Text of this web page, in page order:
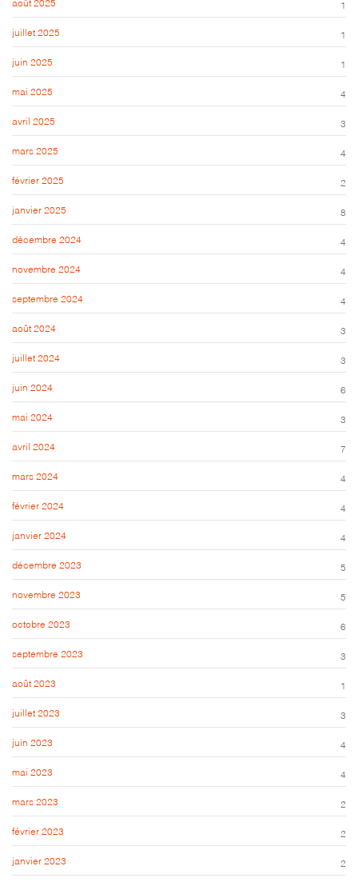
août 2025 1
juillet 2025 1
juin 2025 1
mai 2025 4
avril 2025 3
mars 2025 4
février 2025 2
janvier 2025 8
décembre 2024 4
novembre 2024 4
septembre 2024 4
août 2024 3
juillet 2024 3
juin 2024 6
mai 2024 3
avril 2024 7
mars 2024 4
février 2024 4
janvier 2024 4
décembre 2023 5
novembre 2023 5
octobre 2023 6
septembre 2023 3
août 2023 1
juillet 2023 3
juin 2023 4
mai 2023 4
mars 2023 2
février 2023 2
janvier 2023 2